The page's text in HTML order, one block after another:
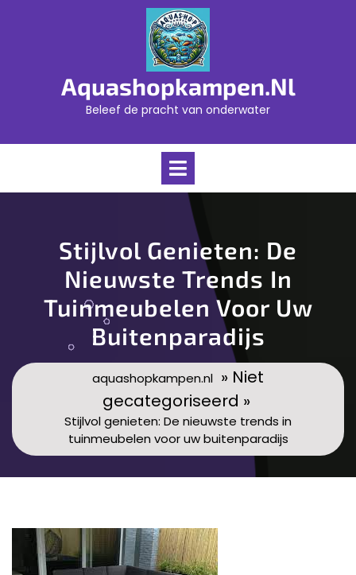
Aquashopkampen.nl
Beleef de pracht van onderwater
Open
Stijlvol Genieten: De
Nieuwste Trends In
Tuinmeubelen Voor Uw
Buitenparadijs
aquashopkampen.nl » Niet
gecategoriseerd »
Stijlvol genieten: De nieuwste trends in
tuinmeubelen voor uw buitenparadijs